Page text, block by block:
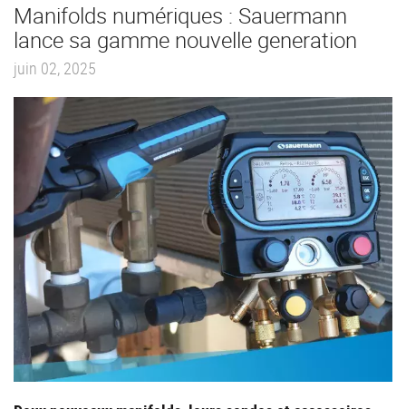
Manifolds numériques : Sauermann
lance sa gamme nouvelle generation
juin 02, 2025